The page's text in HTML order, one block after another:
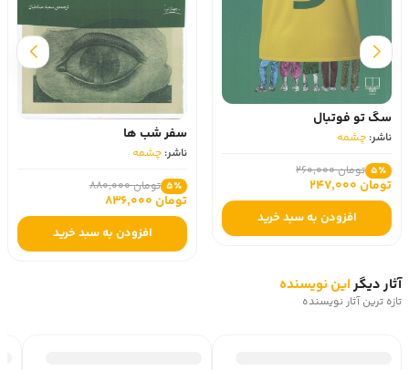
سگ تو فوتبال
ناشر: چشمه
5٪ تومان 260,000
تومان 247,000
افزودن به سبد خرید
سفر شب‌ ها
ناشر: چشمه
5٪ تومان 880,000
تومان 836,000
افزودن به سبد خرید
آثار دیگراین نویسنده
تازه ترین آثار نویسنده